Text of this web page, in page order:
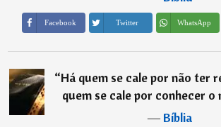
Facebook Twitter WhatsApp
“Há quem se cale por não ter
quem se cale por conhecer o
―Bíblia